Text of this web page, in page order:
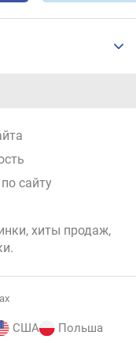
сайту
хиты продаж,
.
США
Польша